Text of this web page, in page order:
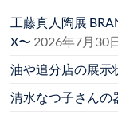
工藤真人陶展
X〜 2026年7月30
油や追分店の展示
清水なつ子さんの